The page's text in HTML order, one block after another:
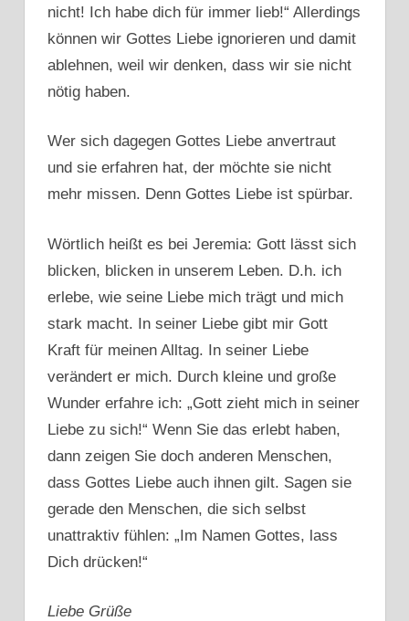
nicht! Ich habe dich für immer lieb!“ Allerdings
können wir Gottes Liebe ignorieren und damit
ablehnen, weil wir denken, dass wir sie nicht
nötig haben.
Wer sich dagegen Gottes Liebe anvertraut
und sie erfahren hat, der möchte sie nicht
mehr missen. Denn Gottes Liebe ist spürbar.
Wörtlich heißt es bei Jeremia: Gott lässt sich
blicken, blicken in unserem Leben. D.h. ich
erlebe, wie seine Liebe mich trägt und mich
stark macht. In seiner Liebe gibt mir Gott
Kraft für meinen Alltag. In seiner Liebe
verändert er mich. Durch kleine und große
Wunder erfahre ich: „Gott zieht mich in seiner
Liebe zu sich!“ Wenn Sie das erlebt haben,
dann zeigen Sie doch anderen Menschen,
dass Gottes Liebe auch ihnen gilt. Sagen sie
gerade den Menschen, die sich selbst
unattraktiv fühlen: „Im Namen Gottes, lass
Dich drücken!“
Liebe Grüße